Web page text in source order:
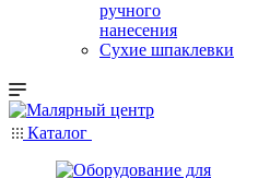
ручного
нанесения
Сухие шпаклевки
Каталог